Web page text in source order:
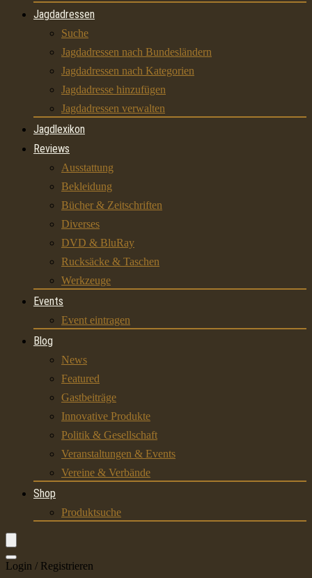
Jagdadressen
Suche
Jagdadressen nach Bundesländern
Jagdadressen nach Kategorien
Jagdadresse hinzufügen
Jagdadressen verwalten
Jagdlexikon
Reviews
Ausstattung
Bekleidung
Bücher & Zeitschriften
Diverses
DVD & BluRay
Rucksäcke & Taschen
Werkzeuge
Events
Event eintragen
Blog
News
Featured
Gastbeiträge
Innovative Produkte
Politik & Gesellschaft
Veranstaltungen & Events
Vereine & Verbände
Shop
Produktsuche
Login / Registrieren